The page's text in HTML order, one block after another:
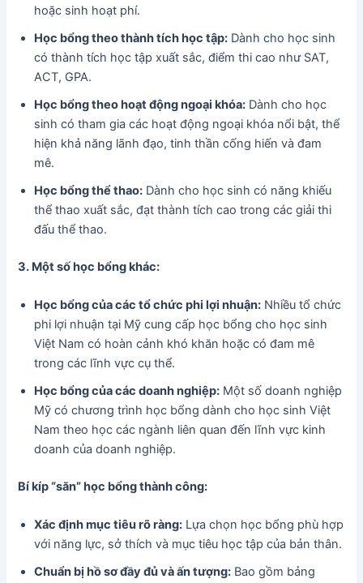
hoặc sinh hoạt phí.
Học bổng theo thành tích học tập: Dành cho học sinh
có thành tích học tập xuất sắc, điểm thi cao như SAT,
ACT, GPA.
Học bổng theo hoạt động ngoại khóa: Dành cho học
sinh có tham gia các hoạt động ngoại khóa nổi bật, thể
hiện khả năng lãnh đạo, tinh thần cống hiến và đam
mê.
Học bổng thể thao: Dành cho học sinh có năng khiếu
thể thao xuất sắc, đạt thành tích cao trong các giải thi
đấu thể thao.
3. Một số học bổng khác:
Học bổng của các tổ chức phi lợi nhuận: Nhiều tổ chức
phi lợi nhuận tại Mỹ cung cấp học bổng cho học sinh
Việt Nam có hoàn cảnh khó khăn hoặc có đam mê
trong các lĩnh vực cụ thể.
Học bổng của các doanh nghiệp: Một số doanh nghiệp
Mỹ có chương trình học bổng dành cho học sinh Việt
Nam theo học các ngành liên quan đến lĩnh vực kinh
doanh của doanh nghiệp.
Bí kíp “săn” học bổng thành công:
Xác định mục tiêu rõ ràng: Lựa chọn học bổng phù hợp
với năng lực, sở thích và mục tiêu học tập của bản thân.
Chuẩn bị hồ sơ đầy đủ và ấn tượng: Bao gồm bảng